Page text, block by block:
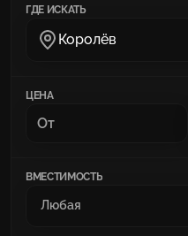
ГДЕ ИСКАТЬ
Королёв
ЦЕНА
ВМЕСТИМОСТЬ